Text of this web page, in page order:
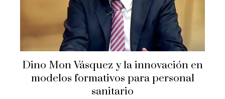
Dino Mon Vásquez y la innovación en
modelos formativos para personal
sanitario